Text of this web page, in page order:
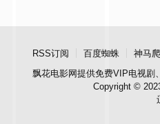
RSS订阅 百度蜘蛛 神马
飘花电影网提供免费VIP电视剧
Copyright ©